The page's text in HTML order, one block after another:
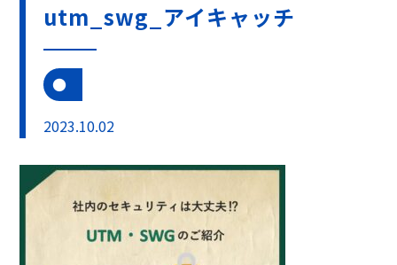
utm_swg_アイキャッチ
2023.10.02